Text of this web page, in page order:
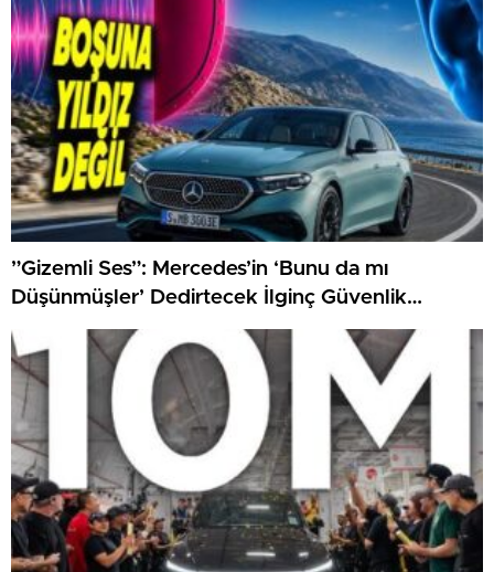
”Gizemli Ses”: Mercedes’in ‘Bunu da mı
Düşünmüşler’ Dedirtecek İlginç Güvenlik
Özelliği